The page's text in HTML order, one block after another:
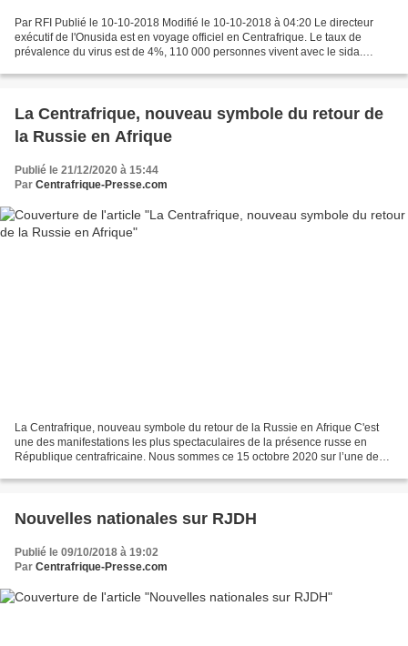
Par RFI Publié le 10-10-2018 Modifié le 10-10-2018 à 04:20 Le directeur
exécutif de l'Onusida est en voyage officiel en Centrafrique. Le taux de
prévalence du virus est de 4%, 110 000 personnes vivent avec le sida.
La Centrafrique, nouveau symbole du retour de
la Russie en Afrique
Publié le 21/12/2020 à 15:44
Par Centrafrique-Presse.com
La Centrafrique, nouveau symbole du retour de la Russie en Afrique C'est
une des manifestations les plus spectaculaires de la présence russe en
République centrafricaine. Nous sommes ce 15 octobre 2020 sur l’une des
Nouvelles nationales sur RJDH
Publié le 09/10/2018 à 19:02
Par Centrafrique-Presse.com